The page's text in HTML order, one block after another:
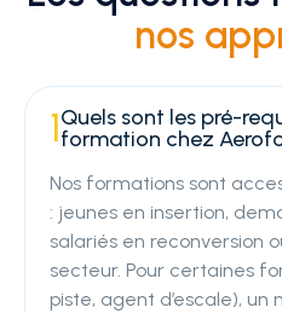
nos
1Quels sont les pré-
formation chez
Nos formations sont
: jeunes en insertion,
salariés en reconversion
secteur. Pour certaines
piste, agent d’escale),